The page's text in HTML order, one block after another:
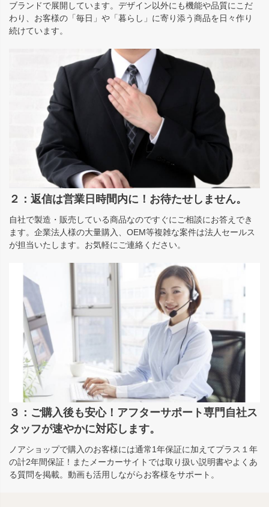
ブランドで展開しています。デザイン以外にも機能や品質にこだ
わり、お客様の「毎日」や「暮らし」に寄り添う商品を日々作り
続けています。
２：返信は営業日時間内に！お待たせしません。
自社で製造・販売している商品なのですぐにご相談にお答えでき
ます。企業法人様の大量購入、OEM等複雑な案件は法人セールス
が担当いたします。お気軽にご連絡ください。
３：ご購入後も安心！アフターサポート専門自社ス
タッフが速やかに対応します。
ノアショップで購入のお客様には通常1年保証に加えてプラス１年
の計2年間保証！またメーカーサイトでは取り扱い説明書やよくあ
る質問を掲載。動画も活用しながらお客様をサポート。